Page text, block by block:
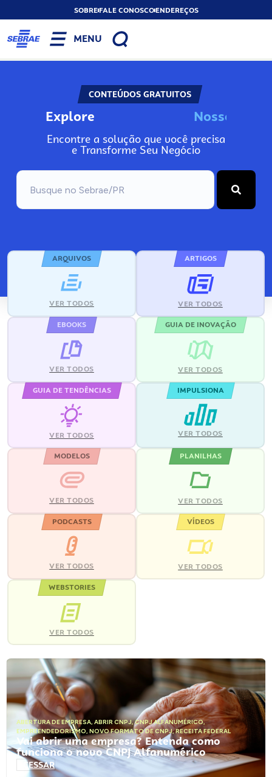
SOBREFALE CONOSCOENDEREÇOS
MENU
CONTEÚDOS GRATUITOS
Explore Nosso
Encontre a solução que você precisa
e Transforme Seu Negócio
ARQUIVOS
VER TODOS
ARTIGOS
VER TODOS
EBOOKS
VER TODOS
GUIA DE INOVAÇÃO
VER TODOS
GUIA DE TENDÊNCIAS
VER TODOS
IMPULSIONA
VER TODOS
MODELOS
VER TODOS
PLANILHAS
VER TODOS
PODCASTS
VER TODOS
VÍDEOS
VER TODOS
WEBSTORIES
VER TODOS
ABERTURA DE EMPRESA, ABRIR CNPJ,CNPJ ALFANUMÉRICO,
EMPREENDEDORISMO, NOVO FORMATO DE CNPJ,RECEITA FEDERAL
Vai abrir uma empresa? Entenda como
funciona o novo CNPJ Alfanumérico
ACESSAR